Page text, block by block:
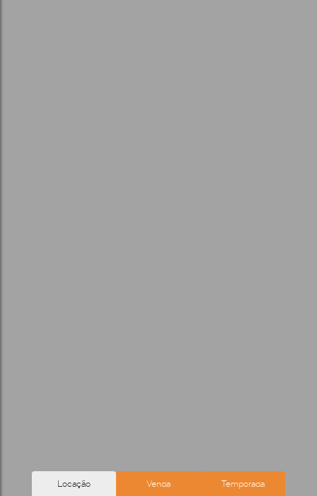
Locação Venda Temporada